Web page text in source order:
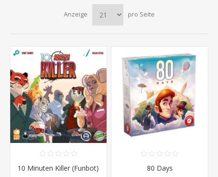
Anzeige pro Seite
10 Minuten Killer (Funbot) 80 Days